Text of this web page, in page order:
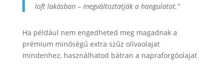
loft lakásban – megváltoztatják a hangulatot.”
Ha például nem engedheted meg magadnak a
prémium minőségű extra szűz olívaolajat
mindenhez, használhatod bátran a napraforgóolajat